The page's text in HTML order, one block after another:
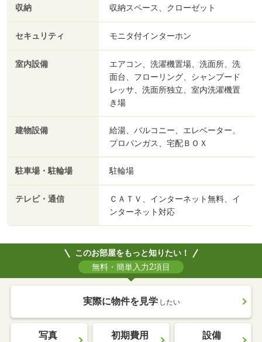
収納 収納スペース、クローゼット
セキュリティ モニタ付インターホン
室内設備
エアコン、洗濯機置場、洗面所、洗
面台、フローリング、シャンプード
レッサ、洗面所独立、室内洗濯機置
き場
建物設備
給湯、バルコニー、エレベーター、
プロパンガス、宅配ＢＯＸ
駐車場・駐輪場 駐輪場
テレビ・通信
ＣＡＴＶ、インターネット無料、イ
ンターネット対応
このお部屋をもっと知りたい！
無料・簡単入力2項目
実際に物件を見学 したい
写真 初期費用 設備